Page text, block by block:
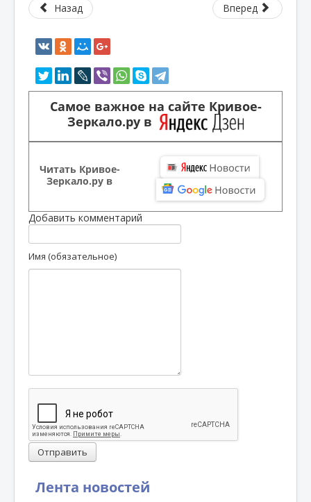
Лента новостей
Назад Вперед
Самое важное на сайте Кривое-
Зеркало.ру в
Читать Кривое-
Зеркало.ру в
Добавить комментарий
Имя (обязательное)
Отправить